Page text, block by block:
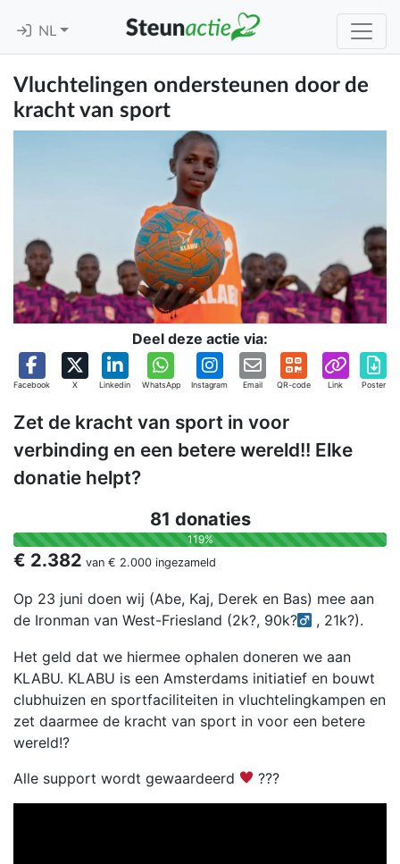
NL
Vluchtelingen ondersteunen door de
kracht van sport
Deel deze actie via:
Facebook X Linkedin WhatsApp Instagram Email QR-code Link Poster
Zet de kracht van sport in voor
verbinding en een betere wereld!! Elke
donatie helpt?
81 donaties
119%
€ 2.382 van € 2.000 ingezameld
Op 23 juni doen wij (Abe, Kaj, Derek en Bas) mee aan
de Ironman van West-Friesland (2k?, 90k?‍
, 21k?).
Het geld dat we hiermee ophalen doneren we aan
KLABU. KLABU is een Amsterdams initiatief en bouwt
clubhuizen en sportfaciliteiten in vluchtelingkampen en
zet daarmee de kracht van sport in voor een betere
wereld!?
Alle support wordt gewaardeerd
???